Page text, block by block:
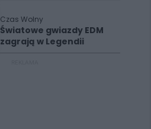
Czas Wolny
Światowe gwiazdy EDM
zagrają w Legendii